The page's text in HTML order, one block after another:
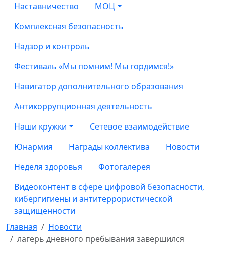
Наставничество
МОЦ
Комплексная безопасность
Надзор и контроль
Фестиваль «Мы помним! Мы гордимся!»
Навигатор дополнительного образования
Антикоррупционная деятельность
Наши кружки
Сетевое взаимодействие
Юнармия
Награды коллектива
Новости
Неделя здоровья
Фотогалерея
Видеоконтент в сфере цифровой безопасности,
кибергигиены и антитеррористической
защищенности
Главная
Новости
лагерь дневного пребывания завершился